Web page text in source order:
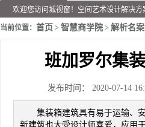
欢迎您访问城视窗！空间艺术设计解决方
当前位置： 首页 > 智慧商学院 > 解析名案
班加罗尔集
发布时间： 2020-07-14
集装箱建筑具有易于运输、
新建筑也大受设计师喜爱，应用